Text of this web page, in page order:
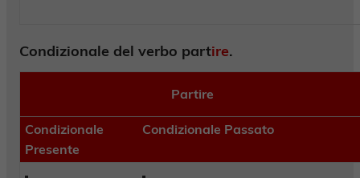
Condizionale del verbo partire.
Partire
Condizionale
Presente
Condizionale Passato